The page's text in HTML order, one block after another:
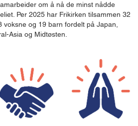
om å nå de minst nådde
Per 2025 har Frikirken tilsammen 32
voksne og 19 barn fordelt på Japan,
Asia og Midtøsten.